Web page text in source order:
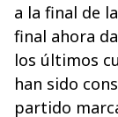
a la final de
final ahora
los últimos
han sido
partido